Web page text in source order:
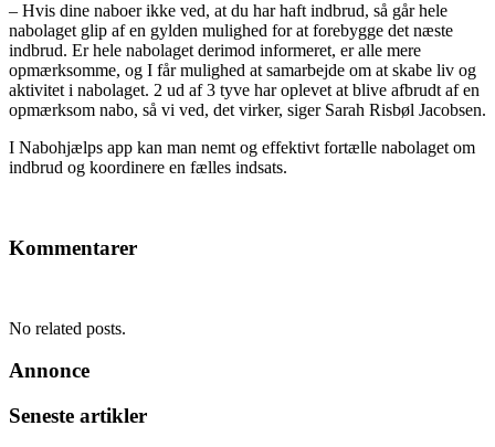
– Hvis dine naboer ikke ved, at du har haft indbrud, så går hele
nabolaget glip af en gylden mulighed for at forebygge det næste
indbrud. Er hele nabolaget derimod informeret, er alle mere
opmærksomme, og I får mulighed at samarbejde om at skabe liv og
aktivitet i nabolaget. 2 ud af 3 tyve har oplevet at blive afbrudt af en
opmærksom nabo, så vi ved, det virker, siger Sarah Risbøl Jacobsen.
I Nabohjælps app kan man nemt og effektivt fortælle nabolaget om
indbrud og koordinere en fælles indsats.
Kommentarer
No related posts.
Annonce
Seneste artikler